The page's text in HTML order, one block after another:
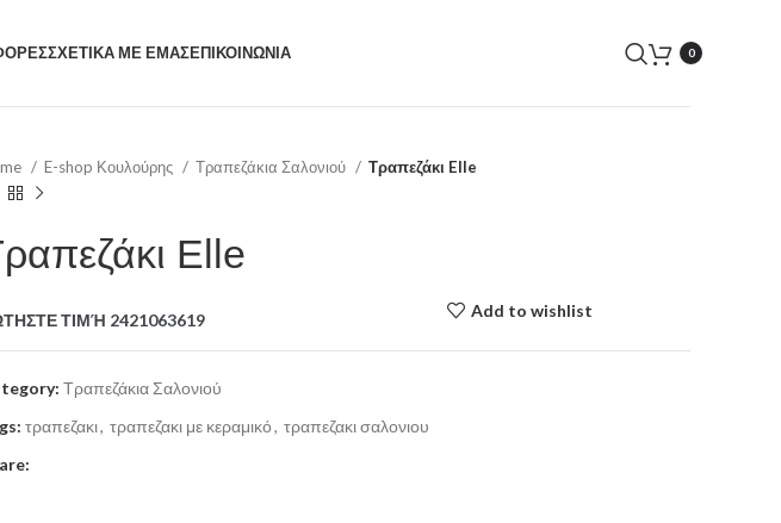
ΣΧΕΤΙΚΑ ΜΕ ΕΜΑΣΕΠΙΚΟΙΝΩΝΙΑ 0
E-shop Κουλούρης Τραπεζάκια Σαλονιού Τραπεζάκι Elle
Elle
ΤΙΜΉ 2421063619
Add to wishlist
Τραπεζάκια Σαλονιού
τραπεζακι, τραπεζακι με κεραμικό, τραπεζακι σαλονιου